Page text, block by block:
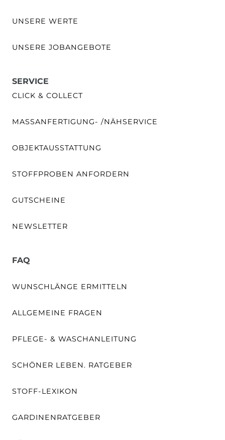
UNSERE WERTE
UNSERE JOBANGEBOTE
SERVICE
CLICK & COLLECT
MASSANFERTIGUNG- /NÄHSERVICE
OBJEKTAUSSTATTUNG
STOFFPROBEN ANFORDERN
GUTSCHEINE
NEWSLETTER
FAQ
WUNSCHLÄNGE ERMITTELN
ALLGEMEINE FRAGEN
PFLEGE- & WASCHANLEITUNG
SCHÖNER LEBEN. RATGEBER
STOFF-LEXIKON
GARDINENRATGEBER